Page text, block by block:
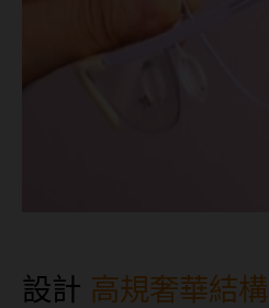
設計 高規奢華結構